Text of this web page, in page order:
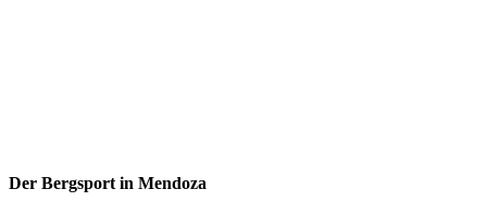
Der Bergsport in Mendoza